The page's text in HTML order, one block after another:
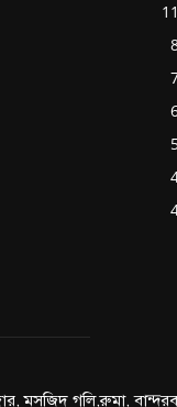
মসজিদ গলি,রুমা,